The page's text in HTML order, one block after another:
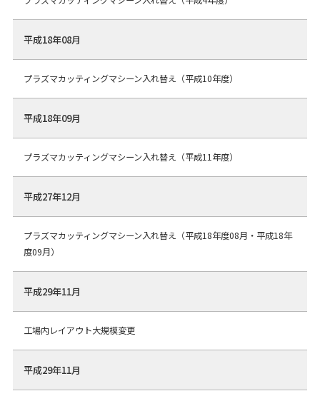
平成18年08月
プラズマカッティングマシーン入れ替え（平成10年度）
平成18年09月
プラズマカッティングマシーン入れ替え（平成11年度）
平成27年12月
プラズマカッティングマシーン入れ替え（平成18年度08月・平成18年
度09月）
平成29年11月
工場内レイアウト大規模変更
平成29年11月